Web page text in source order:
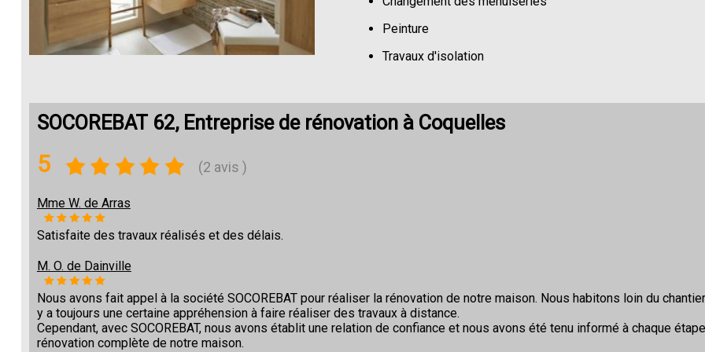
Peinture
Travaux d'isolation
SOCOREBAT 62, Entreprise de rénovation à Coquelles
5 (2 avis )
Mme W. de Arras
Satisfaite des travaux réalisés et des délais.
M. O. de Dainville
Nous avons fait appel à la société SOCOREBAT pour réaliser la rénovation de notre maison. Nous habitons loin du
y a toujours une certaine appréhension à faire réaliser des travaux à distance.
Cependant, avec SOCOREBAT, nous avons établit une relation de confiance et nous avons été tenu informé à chaque
rénovation complète de notre maison.